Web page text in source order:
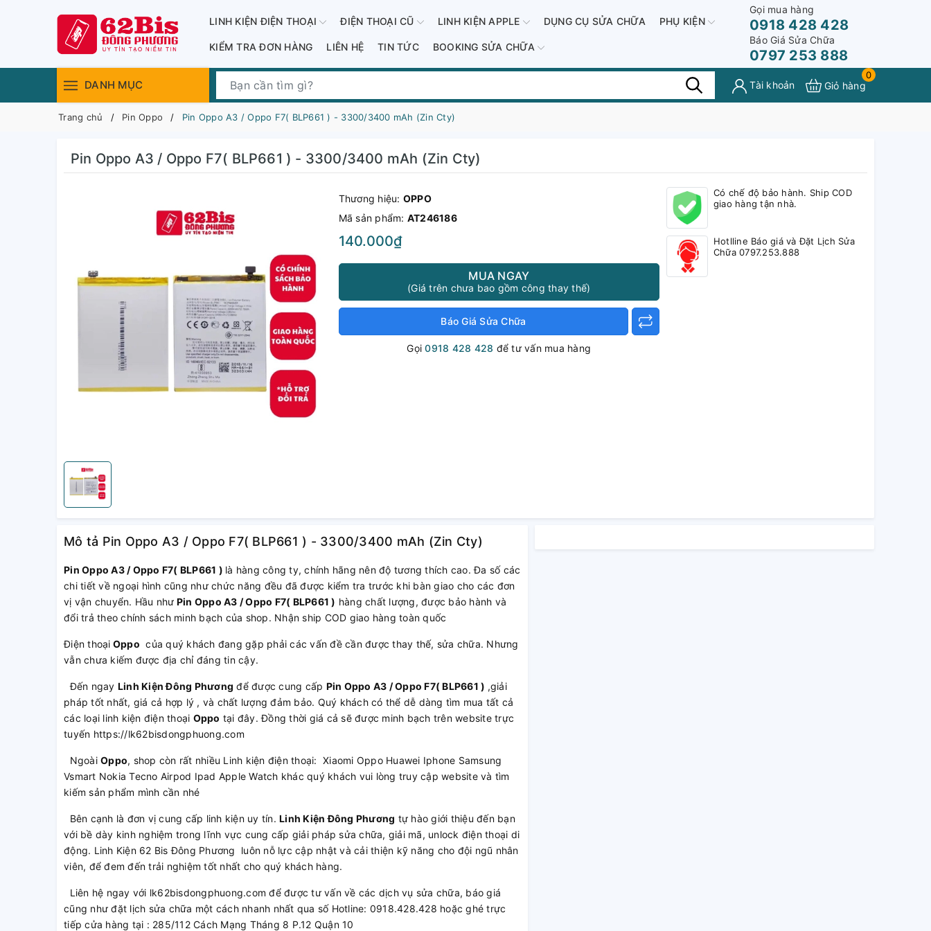
LINH KIỆN ĐIỆN THOẠI ĐIỆN THOẠI CŨ LINH KIỆN APPLE DỤNG CỤ SỬA CHỮA PHỤ KIỆN
KIỂM TRA ĐƠN HÀNG LIÊN HỆ TIN TỨC BOOKING SỬA CHỮA
Gọi mua hàng
0918 428 428
Báo Giá Sửa Chữa
0797 253 888
DANH MỤC Tài khoản
0
Giỏ hàng
Trang chủ Pin Oppo Pin Oppo A3 / Oppo F7( BLP661 ) - 3300/3400 mAh (Zin Cty)
Pin Oppo A3 / Oppo F7( BLP661 ) - 3300/3400 mAh (Zin Cty)
Thương hiệu: OPPO
Mã sản phẩm: AT246186
140.000₫
MUA NGAY
(Giá trên chưa bao gồm công thay thế)
Báo Giá Sửa Chữa
Gọi0918 428 428 để tư vấn mua hàng
Có chế độ bảo hành. Ship COD
giao hàng tận nhà.
Hotlline Báo giá và Đặt Lịch Sửa
Chữa 0797.253.888
Mô tả Pin Oppo A3 / Oppo F7( BLP661 ) - 3300/3400 mAh (Zin Cty)
Pin Oppo A3 / Oppo F7( BLP661 ) là hàng công ty, chính hãng nên độ tương thích cao. Đa số các
chi tiết về ngoại hình cũng như chức năng đều đã được kiểm tra trước khi bàn giao cho các đơn
vị vận chuyển. Hầu như Pin Oppo A3 / Oppo F7( BLP661 ) hàng chất lượng, được bảo hành và
đổi trả theo chính sách minh bạch của shop. Nhận ship COD giao hàng toàn quốc
Điện thoại Oppo của quý khách đang gặp phải các vấn đề cần được thay thế, sửa chữa. Nhưng
vẫn chưa kiếm được địa chỉ đáng tin cậy.
Đến ngay Linh Kiện Đông Phương để được cung cấp Pin Oppo A3 / Oppo F7( BLP661 ) ,giải
pháp tốt nhất, giá cả hợp lý , và chất lượng đảm bảo. Quý khách có thể dễ dàng tìm mua tất cả
các loại linh kiện điện thoại Oppo tại đây. Đồng thời giá cả sẽ được minh bạch trên website trực
tuyến https://lk62bisdongphuong.com
Ngoài Oppo, shop còn rất nhiều Linh kiện điện thoại: Xiaomi Oppo Huawei Iphone Samsung
Vsmart Nokia Tecno Airpod Ipad Apple Watch khác quý khách vui lòng truy cập website và tìm
kiếm sản phẩm mình cần nhé
Bên cạnh là đơn vị cung cấp linh kiện uy tín. Linh Kiện Đông Phương tự hào giới thiệu đến bạn
với bề dày kinh nghiệm trong lĩnh vực cung cấp giải pháp sửa chữa, giải mã, unlock điện thoại di
động. Linh Kiện 62 Bis Đông Phương luôn nỗ lực cập nhật và cải thiện kỹ năng cho đội ngũ nhân
viên, để đem đến trải nghiệm tốt nhất cho quý khách hàng.
Liên hệ ngay với lk62bisdongphuong.com để được tư vấn về các dịch vụ sửa chữa, báo giá
cũng như đặt lịch sửa chữa một cách nhanh nhất qua số Hotline: 0918.428.428 hoặc ghé trực
tiếp cửa hàng tại : 285/112 Cách Mạng Tháng 8 P.12 Quận 10